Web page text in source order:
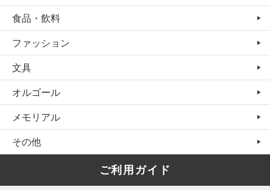
食品・飲料
ファッション
文具
オルゴール
メモリアル
その他
ご利用ガイド